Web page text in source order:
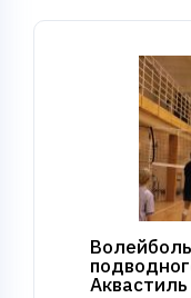
Аквастиль